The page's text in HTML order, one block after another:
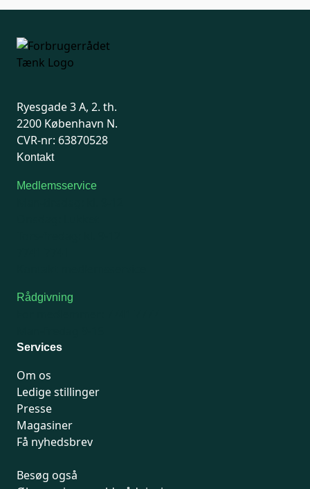
Ryesgade 3 A, 2. th.
2200 København N.
CVR-nr: 63870528
Kontakt
Medlemsservice
Rådgivning
Services
Om os
Ledige stillinger
Presse
Magasiner
Få nyhedsbrev
Besøg også